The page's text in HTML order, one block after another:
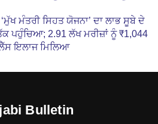
ਮੰਤਰੀ ਸਿਹਤ ਯੋਜਨਾ’ ਦਾ ਲਾਭ ਸੂਬੇ ਦੇ
ਪਹੁੰਚਿਆ; 2.91 ਲੱਖ ਮਰੀਜ਼ਾਂ ਨੂੰ ₹1,044
ਇਲਾਜ ਮਿਲਿਆ
Bulletin